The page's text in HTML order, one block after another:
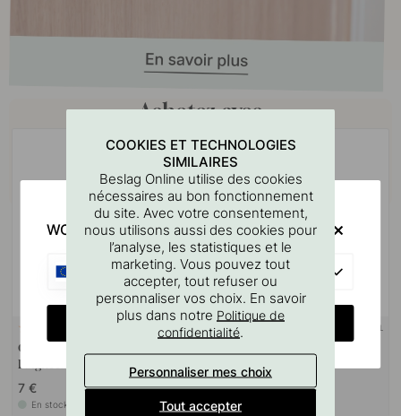
Achetez avec
Gabarit De Perçage Pour
Poignées Et Boutons
7 €
En stock
SUPPORT MURAL
1.10 €
En stock
COOKIES ET TECHNOLOGIES
SIMILAIRES
Beslag Online utilise des cookies
nécessaires au bon fonctionnement
du site. Avec votre consentement,
nous utilisons aussi des cookies pour
l’analyse, les statistiques et le
marketing. Vous pouvez tout
accepter, tout refuser ou
personnaliser vos choix. En savoir
plus dans notre Politique de
confidentialité.
Personnaliser mes choix
Tout accepter
WOULD YOU RATHER VISIT?
CHANGE COUNTRY